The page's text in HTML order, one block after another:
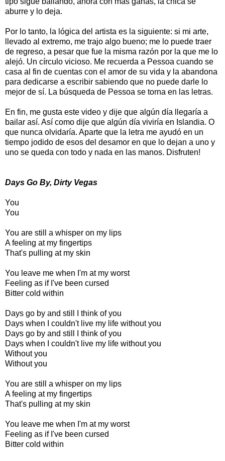
aburre y lo deja.
Por lo tanto, la lógica del artista es la siguiente: si mi arte,
llevado al extremo, me trajo algo bueno; me lo puede traer
de regreso, a pesar que fue la misma razón por la que me lo
alejó. Un círculo vicioso. Me recuerda a Pessoa cuando se
casa al fin de cuentas con el amor de su vida y la abandona
para dedicarse a escribir sabiendo que no puede darle lo
mejor de sí. La búsqueda de Pessoa se torna en las letras.
En fin, me gusta este video y dije que algún día llegaría a
bailar así. Así como dije que algún día viviría en Islandia. O
que nunca olvidaría. Aparte que la letra me ayudó en un
tiempo jodido de esos del desamor en que lo dejan a uno y
uno se queda con todo y nada en las manos. Disfruten!
Days Go By, Dirty Vegas
You
You
You are still a whisper on my lips
A feeling at my fingertips
That's pulling at my skin
You leave me when I'm at my worst
Feeling as if I've been cursed
Bitter cold within
Days go by and still I think of you
Days when I couldn't live my life without you
Days go by and still I think of you
Days when I couldn't live my life without you
Without you
Without you
You are still a whisper on my lips
A feeling at my fingertips
That's pulling at my skin
You leave me when I'm at my worst
Feeling as if I've been cursed
Bitter cold within